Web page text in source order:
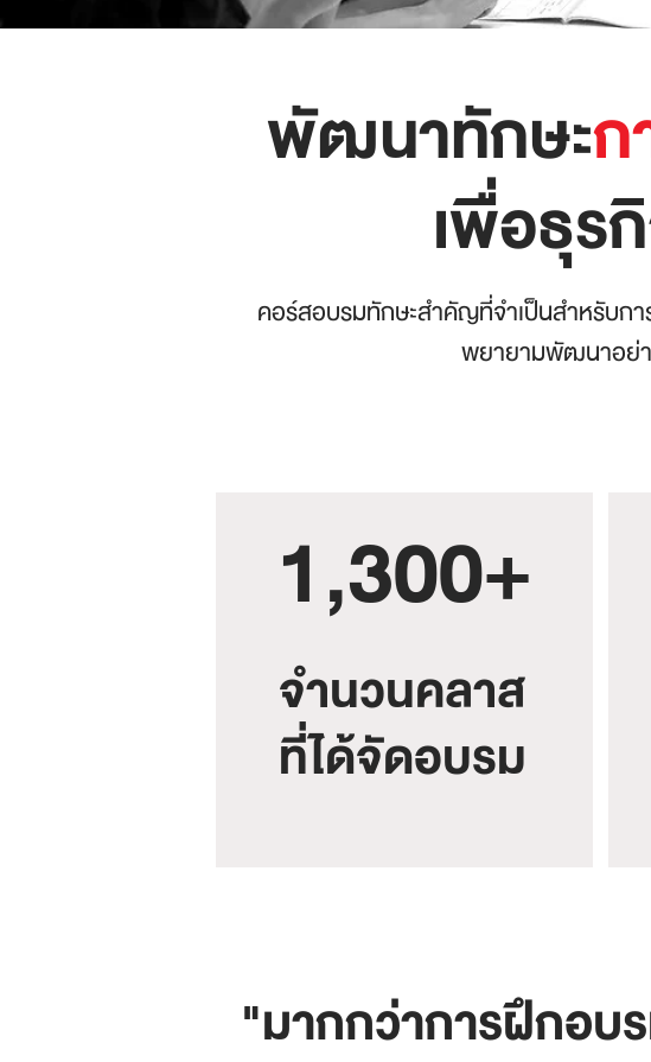
พัฒนาทักษะ
เพื่อธุร
คอร์สอบรมทักษะสำคัญที่จำเป็นสำหรับกา
พยายามพัฒนาอย่า
1,300+
จำนวนคลาส
ที่ได้จัดอบรม
"มากกว่าการฝึกอบ